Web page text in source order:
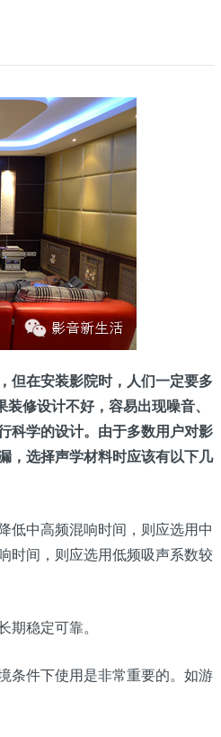
但在安装影院时，人们一定要多
修设计不好，容易出现噪音、
科学的设计。由于多数用户对影
，选择声学材料时应该有以下几
低中高频混响时间，则应选用中
时间，则应选用低频吸声系数较
稳定可靠。
条件下使用是非常重要的。如游